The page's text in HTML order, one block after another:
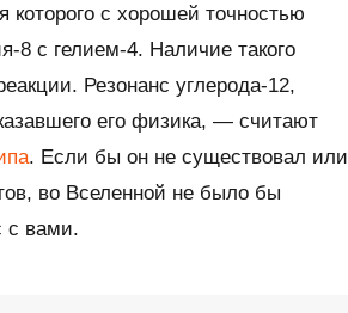
которого с хорошей точностью
8 с гелием-4. Наличие такого
Резонанс углерода-12,
его физика, — считают
. Если бы он не существовал или
во Вселенной не было бы
с вами.